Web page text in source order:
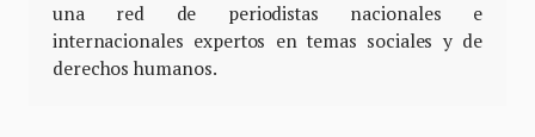
una red de periodistas nacionales e
internacionales expertos en temas sociales y de
derechos humanos.